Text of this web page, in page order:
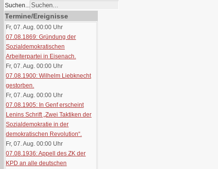
Suchen...
Termine/Ereignisse
Fr, 07. Aug. 00:00 Uhr
07.08.1869: Gründung der
Sozialdemokratischen
Arbeiterpartei in Eisenach.
Fr, 07. Aug. 00:00 Uhr
07.08.1900: Wilhelm Liebknecht
gestorben.
Fr, 07. Aug. 00:00 Uhr
07.08.1905: In Genf erscheint
Lenins Schrift „Zwei Taktiken der
Sozialdemokratie in der
demokratischen Revolution“.
Fr, 07. Aug. 00:00 Uhr
07.08.1936: Appell des ZK der
KPD an alle deutschen